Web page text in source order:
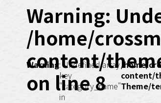
Warning:
/home/
content/
on line8
Warning: Undefined array
key
"category_name"
in
/home/
content/
Theme/